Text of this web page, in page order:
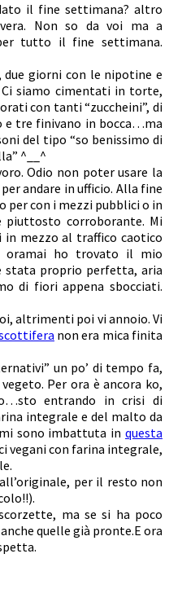
il fine settimana? altro
Non so da voi ma a
tutto il fine settimana.
due giorni con le nipotine e
siamo cimentati in torte,
con tanti “zuccheini”, di
e tre finivano in bocca…ma
del tipo “so benissimo di
^__^
Odio non poter usare la
andare in ufficio. Alla fine
con i mezzi pubblici o in
piuttosto corroborante. Mi
in mezzo al traffico caotico
oramai ho trovato il mio
stata proprio perfetta, aria
di fiori appena sbocciati.
altrimenti poi vi annoio. Vi
non era mica finita
un po’ di tempo fa,
Per ora è ancora ko,
entrando in crisi di
integrale e del malto da
sono imbattuta in questa
vegani con farina integrale,
per il resto non
ma se si ha poco
quelle già pronte.E ora